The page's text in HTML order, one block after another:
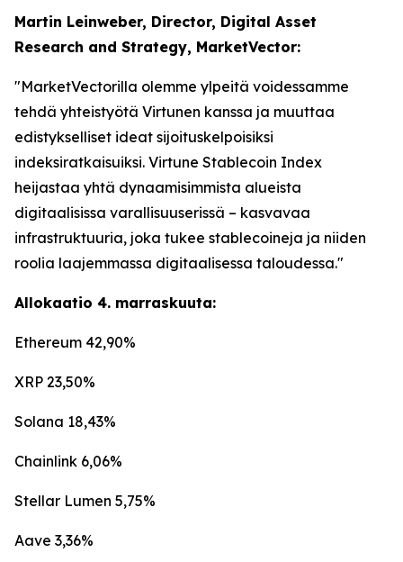
Martin Leinweber, Director, Digital Asset
Research and Strategy, MarketVector:
"MarketVectorilla olemme ylpeitä voidessamme
tehdä yhteistyötä Virtunen kanssa ja muuttaa
edistykselliset ideat sijoituskelpoisiksi
indeksiratkaisuiksi. Virtune Stablecoin Index
heijastaa yhtä dynaamisimmista alueista
digitaalisissa varallisuuserissä – kasvavaa
infrastruktuuria, joka tukee stablecoineja ja niiden
roolia laajemmassa digitaalisessa taloudessa."
Allokaatio 4. marraskuuta:
Ethereum 42,90%
XRP 23,50%
Solana 18,43%
Chainlink 6,06%
Stellar Lumen 5,75%
Aave 3,36%